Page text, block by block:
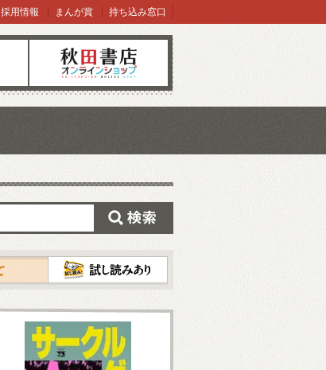
オンラインショップ
採用情報 まんが賞 持ち込み窓口